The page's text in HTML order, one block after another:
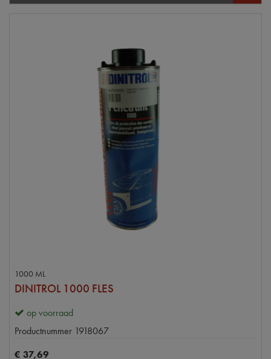
1000 ML
DINITROL 1000 FLES
op voorraad
Productnummer 1918067
€ 37,69